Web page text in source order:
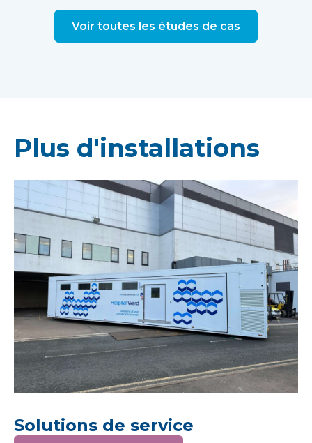
Voir toutes les études de cas
Plus d'installations
Solutions de service